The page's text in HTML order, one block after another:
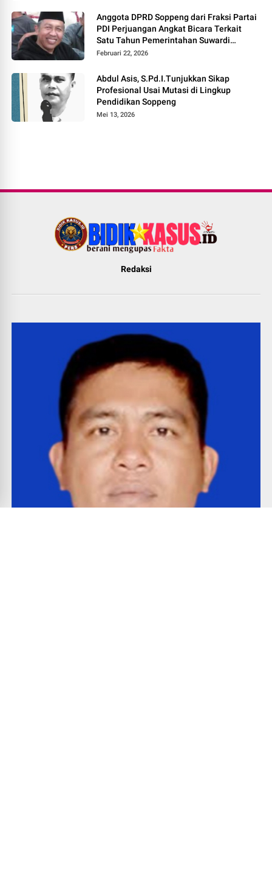
Anggota DPRD Soppeng dari Fraksi Partai
PDI Perjuangan Angkat Bicara Terkait
Satu Tahun Pemerintahan Suwardi
Haseng – Selle KS Dalle
Februari 22, 2026
Abdul Asis, S.Pd.I.Tunjukkan Sikap
Profesional Usai Mutasi di Lingkup
Pendidikan Soppeng
Mei 13, 2026
Redaksi